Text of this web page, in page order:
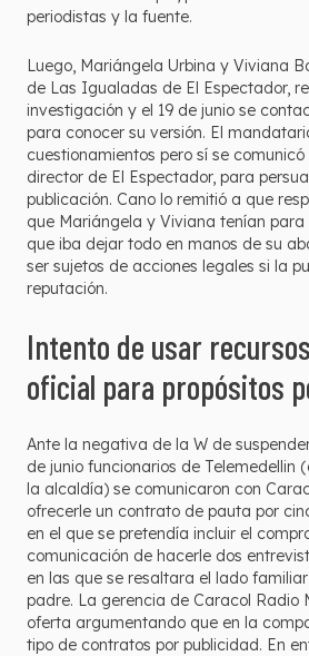
periodistas y la fuente.
Luego, Mariángela Urbina y Viviana
de Las Igualadas de El Espectador,
investigación y el 19 de junio se
para conocer su versión. El
cuestionamientos pero sí se
director de El Espectador, para
publicación. Cano lo remitió a que
que Mariángela y Viviana tenían para
que iba dejar todo en manos de su
ser sujetos de acciones legales si la
reputación.
Intento de usar
oficial para propósitos
Ante la negativa de la W de
de junio funcionarios de Telemedellin
la alcaldía) se comunicaron con
ofrecerle un contrato de pauta por
en el que se pretendía incluir el
comunicación de hacerle dos
en las que se resaltara el lado
padre. La gerencia de Caracol Radio
oferta argumentando que en la
tipo de contratos por publicidad. En